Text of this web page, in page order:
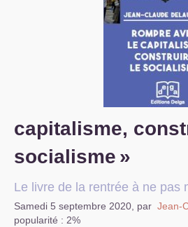
capitalisme,
socialisme »
Le livre de la rentrée à ne pas
Samedi 5 septembre 2020 par Jean-
popularité : 2%